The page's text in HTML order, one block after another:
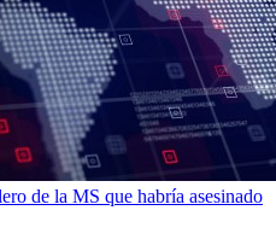
de la MS que habría asesinado